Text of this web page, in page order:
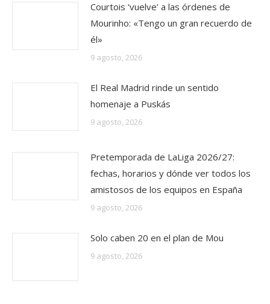
Courtois ‘vuelve’ a las órdenes de
Mourinho: «Tengo un gran recuerdo de
él»
9 agosto, 2026
El Real Madrid rinde un sentido
homenaje a Puskás
9 agosto, 2026
Pretemporada de LaLiga 2026/27:
fechas, horarios y dónde ver todos los
amistosos de los equipos en España
9 agosto, 2026
Solo caben 20 en el plan de Mou
9 agosto, 2026